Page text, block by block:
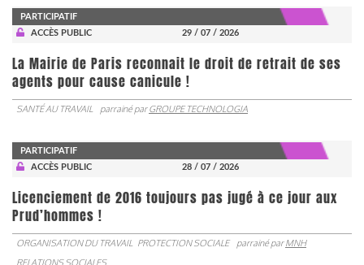
PARTICIPATIF
ACCÈS PUBLIC
29 / 07 / 2026
La Mairie de Paris reconnait le droit de retrait de ses
agents pour cause canicule !
SANTÉ AU TRAVAIL parrainé parGROUPE TECHNOLOGIA
PARTICIPATIF
ACCÈS PUBLIC
28 / 07 / 2026
Licenciement de 2016 toujours pas jugé à ce jour aux
Prud’hommes !
ORGANISATION DU TRAVAIL PROTECTION SOCIALE parrainé parMNH
RELATIONS SOCIALES